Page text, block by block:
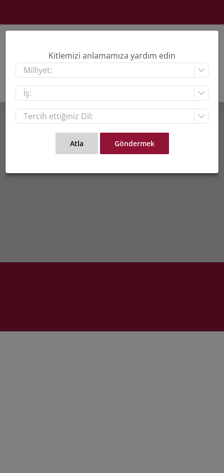
content
Kitlemizi anlamamıza yardım edin


